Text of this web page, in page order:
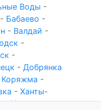
Воды -
- Бабаево -
- Валдай -
-
-
- Добрянка
Коряжма -
- Ханты-
-Новотроицк